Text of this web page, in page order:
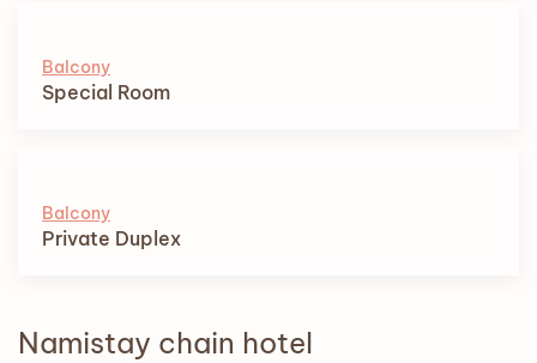
Balcony
Special Room
Balcony
Private Duplex
Namistay chain hotel